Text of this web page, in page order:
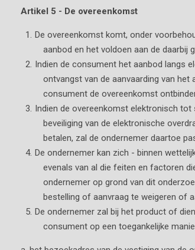
Artikel 5 - De overeenkomst
De overeenkomst komt, onder
aanbod en het voldoen aan de daarbij
Indien de consument het aanbod langs
ontvangst van de aanvaarding van
consument de overeenkomst
Indien de overeenkomst elektronisch
beveiliging van de elektronische
betalen, zal de ondernemer daartoe
De ondernemer kan zich - binnen
evenals van al die feiten en factoren
ondernemer op grond van dit
bestelling of aanvraag te weigeren of
De ondernemer zal bij het product of
consument op een toegankelijke